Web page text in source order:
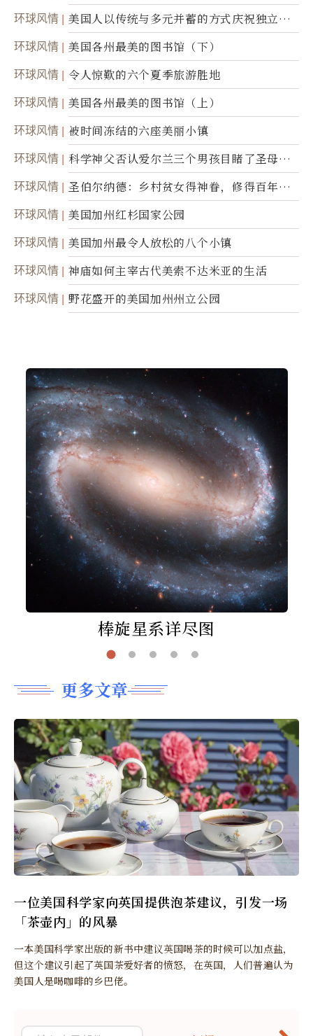
环球风情
美国人以传统与多元并蓄的方式庆祝独立日2
50周年
环球风情 美国各州最美的图书馆（下）
环球风情 令人惊歎的六个夏季旅游胜地
环球风情 美国各州最美的图书馆（上）
环球风情 被时间冻结的六座美丽小镇
环球风情
科学神父否认爱尔兰三个男孩目睹了圣母显
灵
环球风情
圣伯尔纳德：乡村贫女得神眷，修得百年不
腐身
环球风情 美国加州红杉国家公园
环球风情 美国加州最令人放松的八个小镇
环球风情 神庙如何主宰古代美索不达米亚的生活
环球风情 野花盛开的美国加州州立公园
棒旋星系详尽图
更多文章
一位美国科学家向英国提供泡茶建议，引发一场
「茶壶内」的风暴
一本美国科学家出版的新书中建议英国喝茶的时候可以加点盐，
但这个建议引起了英国茶爱好者的愤怒，在英国，人们普遍认为
美国人是喝咖啡的乡巴佬。